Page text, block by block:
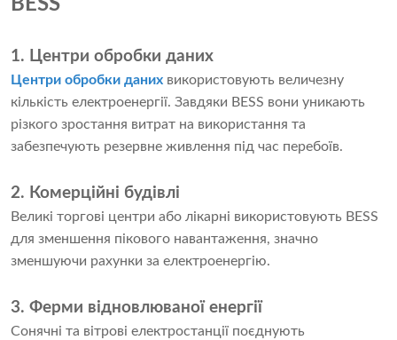
BESS
1. Центри обробки даних
Центри обробки даних використовують величезну
кількість електроенергії. Завдяки BESS вони уникають
різкого зростання витрат на використання та
забезпечують резервне живлення під час перебоїв.
2. Комерційні будівлі
Великі торгові центри або лікарні використовують BESS
для зменшення пікового навантаження, значно
зменшуючи рахунки за електроенергію.
3. Ферми відновлюваної енергії
Сонячні та вітрові електростанції поєднують